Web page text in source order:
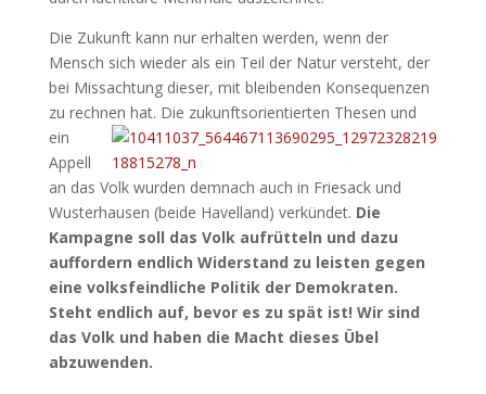
Die Zukunft kann nur erhalten werden, wenn der
Mensch sich wieder als ein Teil der Natur versteht, der
bei Missachtung dieser, mit bleibenden Konsequenzen
zu rechnen hat. Die zukunftsorientierten Thesen und
ein
Appell
an das Volk wurden demnach auch in Friesack und
Wusterhausen (beide Havelland) verkündet. Die
Kampagne soll das Volk aufrütteln und dazu
auffordern endlich Widerstand zu leisten gegen
eine volksfeindliche Politik der Demokraten.
Steht endlich auf, bevor es zu spät ist! Wir sind
das Volk und haben die Macht dieses Übel
abzuwenden.